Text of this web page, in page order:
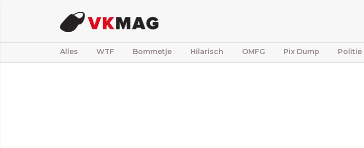
Alles WTF Bommetje Hilarisch OMFG Pix Dump Politie